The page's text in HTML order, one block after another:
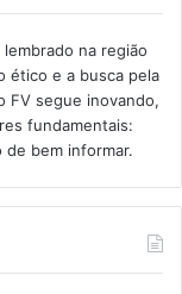
na região
ético e a busca pela
FV segue inovando,
fundamentais:
de bem informar.​